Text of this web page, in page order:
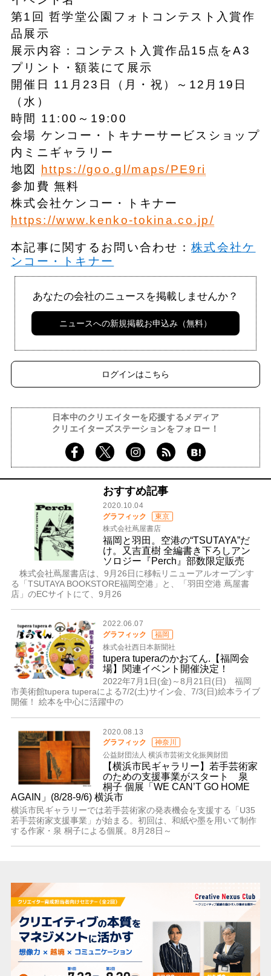
第1回 哲学堂公園フォトコンテスト入賞作
品展示
展示内容：コンテスト入賞作品15点をA3
プリント・額装にて展示
開催日 11月23日（月・祝）～12月19日
（水）
時間 11:00～19:00
会場 ケンコー・トキナーサービスショップ
内ミニギャラリー
地図
https://goo.gl/maps/PE9ri
参加費 無料
株式会社ケンコー・トキナー
https://www.kenko-tokina.co.jp/
本記事に関するお問い合わせ：株式会社ケ
ンコー・トキナー
あなたの会社のニュースを掲載しませんか？
ニュースへの新規掲載お申込み（無料）
ログインはこちら
日本中のクリエイターを応援するメディア
クリエイターズステーションをフォロー！
おすすめ記事
2020.10.04
グラフィック
東京
株式会社蔦屋書店
福岡と羽田。空港の“TSUTAYA”だ
け。又吉直樹 全編書き下ろしアン
ソロジー『Perch』部数限定販売
株式会社蔦屋書店は、9月26日に移転リニューアルオープンす
る「TSUTAYA BOOKSTORE福岡空港」と、「羽田空港 蔦屋書
店」のECサイトにて、9月26
2022.06.07
グラフィック
福岡
株式会社西日本新聞社
tupera tuperaのかおてん.【福岡会
場】関連イベント開催決定！
2022年7月1日(金)～8月21日(日) 福岡
市美術館tupera tuperaによる7/2(土)サイン会、7/3(日)絵本ライブ
開催！ 絵本を中心に活躍中の
2020.08.13
グラフィック
神奈川
公益財団法人 横浜市芸術文化振興財団
【横浜市民ギャラリー】若手芸術家
のための支援事業がスタート 泉
桐子 個展「WE CAN’T GO HOME
AGAIN」(8/28-9/6) 横浜市
横浜市民ギャラリーでは若手芸術家の発表機会を支援する「U35
若手芸術家支援事業」が始まる。初回は、和紙や墨を用いて制作
する作家・泉 桐子による個展。8月28日～